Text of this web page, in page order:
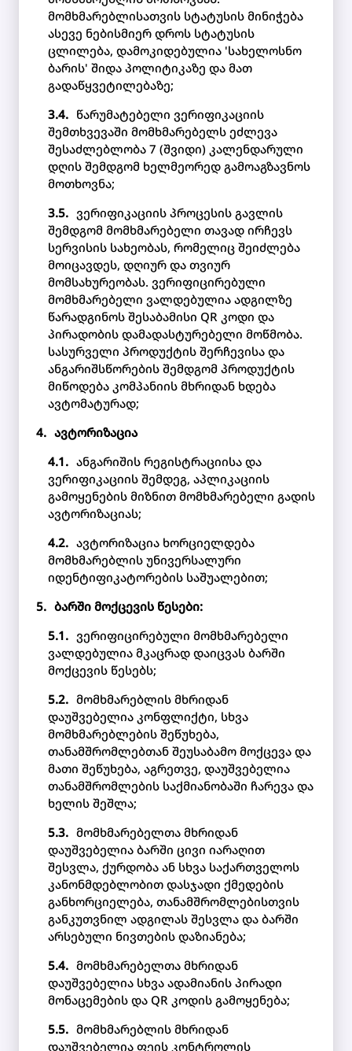
მომხმარებლისათვის სტატუსის მინიჭება
ასევე ნებისმიერ დროს სტატუსის
ცლილება, დამოკიდებულია 'სახელოსნო
ბარის' შიდა პოლიტიკაზე და მათ
გადაწყვეტილებაზე;
წარუმატებელი ვერიფიკაციის
შემთხვევაში მომხმარებელს ეძლევა
შესაძლებლობა 7 (შვიდი) კალენდარული
დღის შემდგომ ხელმეორედ გამოაგზავნოს
მოთხოვნა;
ვერიფიკაციის პროცესის გავლის
შემდგომ მომხმარებელი თავად ირჩევს
სერვისის სახეობას, რომელიც შეიძლება
მოიცავდეს, დღიურ და თვიურ
მომსახურეობას. ვერიფიცირებული
მომხმარებელი ვალდებულია ადგილზე
წარადგინოს შესაბამისი QR კოდი და
პირადობის დამადასტურებელი მოწმობა.
სასურველი პროდუქტის შერჩევისა და
ანგარიშსწორების შემდგომ პროდუქტის
მიწოდება კომპანიის მხრიდან ხდება
ავტომატურად;
ავტორიზაცია
ანგარიშის რეგისტრაციისა და
ვერიფიკაციის შემდეგ, აპლიკაციის
გამოყენების მიზნით მომხმარებელი გადის
ავტორიზაციას;
ავტორიზაცია ხორციელდება
მომხმარებლის უნივერსალური
იდენტიფიკატორების საშუალებით;
ბარში მოქცევის წესები:
ვერიფიცირებული მომხმარებელი
ვალდებულია მკაცრად დაიცვას ბარში
მოქცევის წესებს;
მომხმარებლის მხრიდან
დაუშვებელია კონფლიქტი, სხვა
მომხმარებლების შეწუხება,
თანამშრომლებთან შეუსაბამო მოქცევა და
მათი შეწუხება, აგრეთვე, დაუშვებელია
თანამშრომლების საქმიანობაში ჩარევა და
ხელის შეშლა;
მომხმარებელთა მხრიდან
დაუშვებელია ბარში ცივი იარაღით
შესვლა, ქურდობა ან სხვა საქართველოს
კანონმდებლობით დასჯადი ქმედების
განხორციელება, თანამშრომლებისთვის
განკუთვნილ ადგილას შესვლა და ბარში
არსებული ნივთების დაზიანება;
მომხმარებელთა მხრიდან
დაუშვებელია სხვა ადამიანის პირადი
მონაცემების და QR კოდის გამოყენება;
მომხმარებლის მხრიდან
დაუშვებელია ფეის კონტროლის